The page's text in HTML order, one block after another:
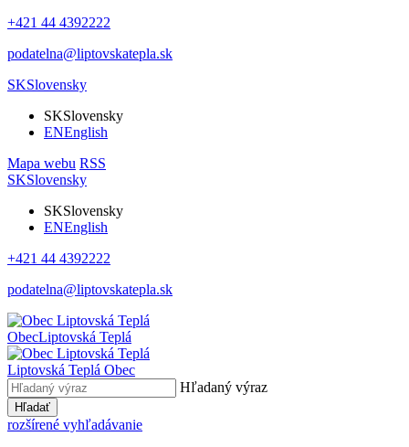
+421 44 4392222
podatelna@liptovskatepla.sk
SKSlovensky
SKSlovensky
ENEnglish
Mapa webu RSS
SKSlovensky
SKSlovensky
ENEnglish
+421 44 4392222
podatelna@liptovskatepla.sk
ObecLiptovská Teplá
Liptovská Teplá Obec
Hľadaný výraz
Hľadať
rozšírené vyhľadávanie